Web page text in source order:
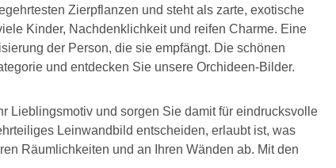
Zierpflanzen und steht als zarte, exotische
Kinder, Nachdenklichkeit und reifen Charme. Eine
der Person, die sie empfängt. Die schönen
und entdecken Sie unsere Orchideen-Bilder.
Lieblingsmotiv und sorgen Sie damit für eindrucksvolle
Leinwandbild entscheiden, erlaubt ist, was
Räumlichkeiten und an Ihren Wänden ab. Mit den